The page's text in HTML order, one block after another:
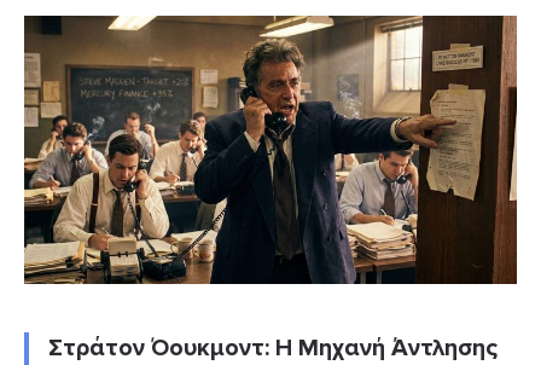
Στράτον Όουκμοντ: Η Μηχανή Άντλησης